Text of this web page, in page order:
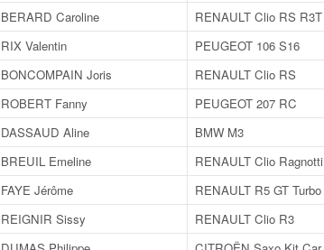
BERARD Caroline RENAULT Clio RS R3T
RIX Valentin PEUGEOT 106 S16
BONCOMPAIN Joris RENAULT Clio RS
ROBERT Fanny PEUGEOT 207 RC
DASSAUD Aline BMW M3
BREUIL Emeline RENAULT Clio Ragnotti
FAYE Jérôme RENAULT R5 GT Turbo
REIGNIR Sissy RENAULT Clio R3